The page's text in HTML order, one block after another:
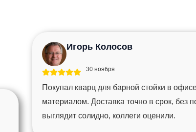
Игорь Колосов
30 ноября
Покупал кварц для барной стойки в
материалом. Доставка точно в срок, без
выглядит солидно, коллеги оценили.